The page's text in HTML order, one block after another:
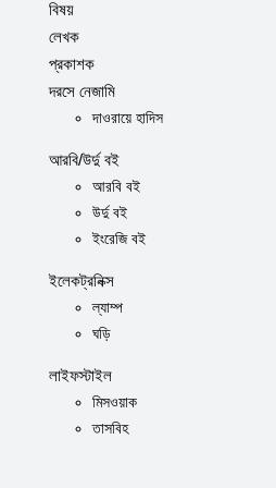
বিষয়
লেখক
প্রকাশক
দরসে নেজামি
দাওরায়ে হাদিস
আরবি/উর্দু বই
আরবি বই
উর্দু বই
ইংরেজি বই
ইলেকট্রনিক্স
ল্যাম্প
ঘড়ি
লাইফস্টাইল
মিসওয়াক
তাসবিহ